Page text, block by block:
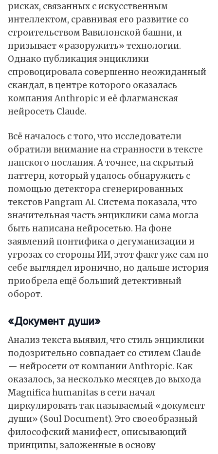
рисках, связанных с искусственным
интеллектом, сравнивая его развитие со
строительством Вавилонской башни, и
призывает «разоружить» технологии.
Однако публикация энциклики
спровоцировала совершенно неожиданный
скандал, в центре которого оказалась
компания Anthropic и её флагманская
нейросеть Claude.
Всё началось с того, что исследователи
обратили внимание на странности в тексте
папского послания. А точнее, на скрытый
паттерн, который удалось обнаружить с
помощью детектора сгенерированных
текстов Pangram AI. Система показала, что
значительная часть энциклики сама могла
быть написана нейросетью. На фоне
заявлений понтифика о дегуманизации и
угрозах со стороны ИИ, этот факт уже сам по
себе выглядел иронично, но дальше история
приобрела ещё больший детективный
оборот.
«Документ души»
Анализ текста выявил, что стиль энциклики
подозрительно совпадает со стилем Claude
— нейросети от компании Anthropic. Как
оказалось, за несколько месяцев до выхода
Magnifica humanitas в сети начал
циркулировать так называемый «документ
души» (Soul Document). Это своеобразный
философский манифест, описывающий
принципы, заложенные в основу